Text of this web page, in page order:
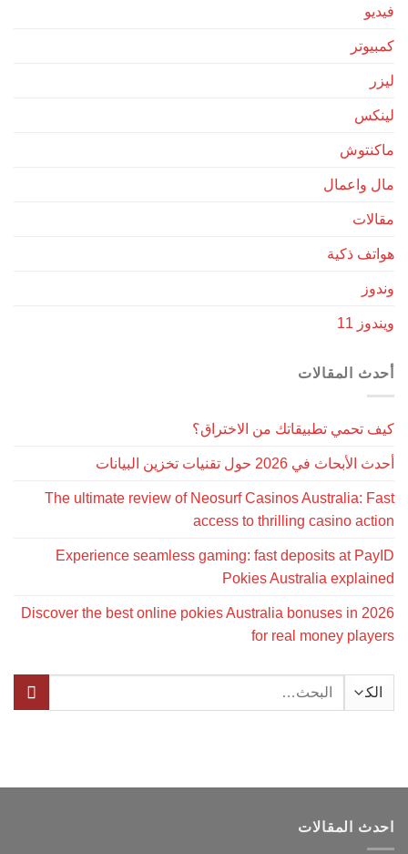
فيديو
كمبيوتر
ليزر
لينكس
ماكنتوش
مال واعمال
مقالات
هواتف ذكية
وندوز
ويندوز 11
أحدث المقالات
كيف تحمي تطبيقاتك من الاختراق؟
أحدث الأبحاث في 2026 حول تقنيات تخزين البيانات
The ultimate review of Neosurf Casinos Australia: Fast
access to thrilling casino action
Experience seamless gaming: fast deposits at PayID
Pokies Australia explained
Discover the best online pokies Australia bonuses in 2026
for real money players
البحث
احدث المقالات